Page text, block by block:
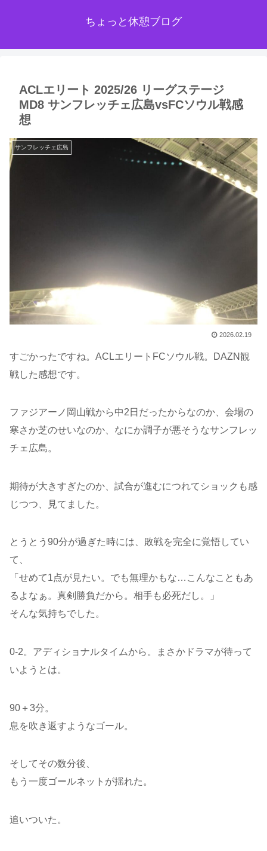
ちょっと休憩ブログ
ACLエリート 2025/26 リーグステージ
MD8 サンフレッチェ広島vsFCソウル戦感
想
サンフレッチェ広島
2026.02.19
すごかったですね。ACLエリートFCソウル戦。DAZN観
戦した感想です。
ファジアーノ岡山戦から中2日だったからなのか、会場の
寒さか芝のせいなのか、なにか調子が悪そうなサンフレッ
チェ広島。
期待が大きすぎたのか、試合が進むにつれてショックも感
じつつ、見てました。
とうとう90分が過ぎた時には、敗戦を完全に覚悟してい
て、
「せめて1点が見たい。でも無理かもな…こんなこともあ
るよなぁ。真剣勝負だから。相手も必死だし。」
そんな気持ちでした。
0-2。アディショナルタイムから。まさかドラマが待って
いようとは。
90＋3分。
息を吹き返すようなゴール。
そしてその数分後、
もう一度ゴールネットが揺れた。
追いついた。